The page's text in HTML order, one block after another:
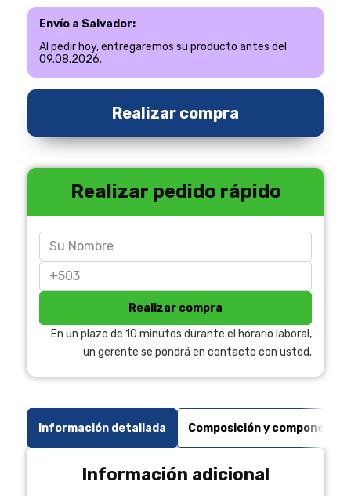
Envío a Salvador:
Al pedir hoy, entregaremos su producto antes del
09.08.2026.
Realizar compra
Realizar pedido rápido
Realizar compra
En un plazo de 10 minutos durante el horario laboral,
un gerente se pondrá en contacto con usted.
Información detallada Composición y componentes
Información adicional